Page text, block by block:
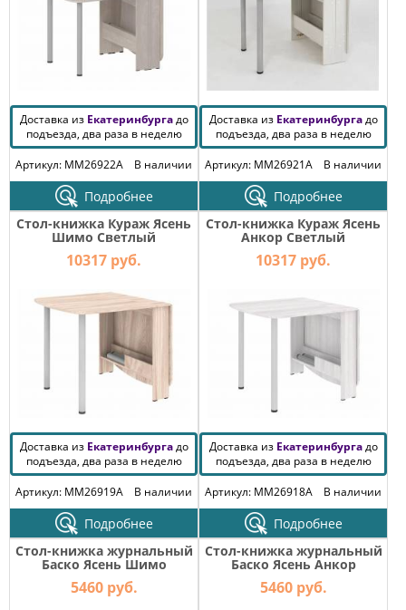
Доставка из Екатеринбургадо
подъезда, два раза в неделю
Артикул: MM26922A
В наличии
Подробнее
Доставка из Екатеринбургадо
подъезда, два раза в неделю
Артикул: MM26921A
В наличии
Подробнее
Стол-книжка Кураж Ясень
Шимо Светлый
10317 руб.
Доставка из Екатеринбургадо
подъезда, два раза в неделю
Артикул: MM26919A
В наличии
Подробнее
Стол-книжка Кураж Ясень
Анкор Светлый
10317 руб.
Доставка из Екатеринбургадо
подъезда, два раза в неделю
Артикул: MM26918A
В наличии
Подробнее
Стол-книжка журнальный
Баско Ясень Шимо
Светлый
5460 руб.
Стол-книжка журнальный
Баско Ясень Анкор
Светлый
5460 руб.